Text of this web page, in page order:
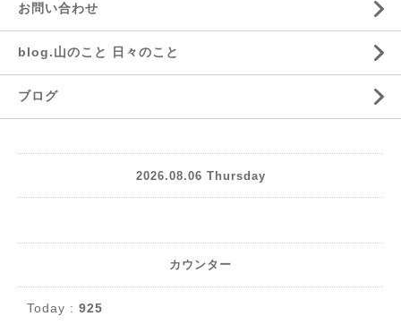
お問い合わせ
blog.山のこと 日々のこと
ブログ
2026.08.06 Thursday
カウンター
Today : 925